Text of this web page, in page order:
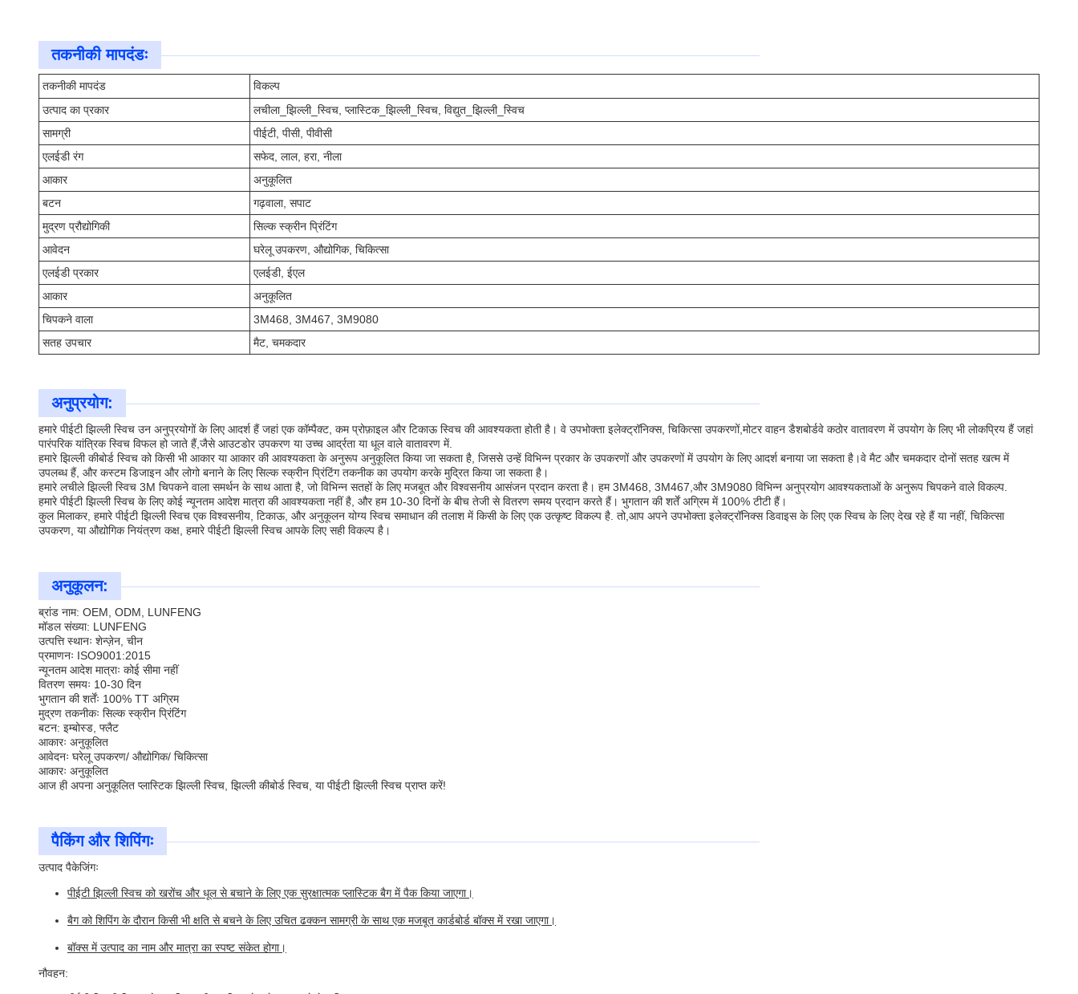
तकनीकी मापदंडः
तकनीकी मापदंड
विकल्प
उत्पाद का प्रकार
लचीला_झिल्ली_स्विच, प्लास्टिक_झिल्ली_स्विच, विद्युत_झिल्ली_स्विच
सामग्री
पीईटी, पीसी, पीवीसी
एलईडी रंग
सफेद, लाल, हरा, नीला
आकार
अनुकूलित
बटन
गढ़वाला, सपाट
मुद्रण प्रौद्योगिकी
सिल्क स्क्रीन प्रिंटिंग
आवेदन
घरेलू उपकरण, औद्योगिक, चिकित्सा
एलईडी प्रकार
एलईडी, ईएल
आकार
अनुकूलित
चिपकने वाला
3M468, 3M467, 3M9080
सतह उपचार
मैट, चमकदार
अनुप्रयोग:
हमारे पीईटी झिल्ली स्विच उन अनुप्रयोगों के लिए आदर्श हैं जहां एक कॉम्पैक्ट, कम प्रोफ़ाइल और टिकाऊ स्विच की आवश्यकता होती है। वे उपभोक्ता इलेक्ट्रॉनिक्स, चिकित्सा उपकरणों,मोटर वाहन डैशबोर्डवे कठोर वातावरण में उपयोग के लिए भी लोकप्रिय हैं जहां
पारंपरिक यांत्रिक स्विच विफल हो जाते हैं,जैसे आउटडोर उपकरण या उच्च आर्द्रता या धूल वाले वातावरण में.
हमारे झिल्ली कीबोर्ड स्विच को किसी भी आकार या आकार की आवश्यकता के अनुरूप अनुकूलित किया जा सकता है, जिससे उन्हें विभिन्न प्रकार के उपकरणों और उपकरणों में उपयोग के लिए आदर्श बनाया जा सकता है।वे मैट और चमकदार दोनों सतह खत्म में
उपलब्ध हैं, और कस्टम डिजाइन और लोगो बनाने के लिए सिल्क स्क्रीन प्रिंटिंग तकनीक का उपयोग करके मुद्रित किया जा सकता है।
हमारे लचीले झिल्ली स्विच 3M चिपकने वाला समर्थन के साथ आता है, जो विभिन्न सतहों के लिए मजबूत और विश्वसनीय आसंजन प्रदान करता है। हम 3M468, 3M467,और 3M9080 विभिन्न अनुप्रयोग आवश्यकताओं के अनुरूप चिपकने वाले विकल्प.
हमारे पीईटी झिल्ली स्विच के लिए कोई न्यूनतम आदेश मात्रा की आवश्यकता नहीं है, और हम 10-30 दिनों के बीच तेजी से वितरण समय प्रदान करते हैं। भुगतान की शर्तें अग्रिम में 100% टीटी हैं।
कुल मिलाकर, हमारे पीईटी झिल्ली स्विच एक विश्वसनीय, टिकाऊ, और अनुकूलन योग्य स्विच समाधान की तलाश में किसी के लिए एक उत्कृष्ट विकल्प है. तो,आप अपने उपभोक्ता इलेक्ट्रॉनिक्स डिवाइस के लिए एक स्विच के लिए देख रहे हैं या नहीं, चिकित्सा
उपकरण, या औद्योगिक नियंत्रण कक्ष, हमारे पीईटी झिल्ली स्विच आपके लिए सही विकल्प है।
अनुकूलन:
ब्रांड नाम: OEM, ODM, LUNFENG
मॉडल संख्या: LUNFENG
उत्पत्ति स्थानः शेन्ज़ेन, चीन
प्रमाणनः ISO9001:2015
न्यूनतम आदेश मात्राः कोई सीमा नहीं
वितरण समयः 10-30 दिन
भुगतान की शर्तेंः 100% TT अग्रिम
मुद्रण तकनीकः सिल्क स्क्रीन प्रिंटिंग
बटन: इम्बोस्ड, फ्लैट
आकारः अनुकूलित
आवेदनः घरेलू उपकरण/ औद्योगिक/ चिकित्सा
आकारः अनुकूलित
आज ही अपना अनुकूलित प्लास्टिक झिल्ली स्विच, झिल्ली कीबोर्ड स्विच, या पीईटी झिल्ली स्विच प्राप्त करें!
पैकिंग और शिपिंगः
उत्पाद पैकेजिंगः
पीईटी झिल्ली स्विच को खरोंच और धूल से बचाने के लिए एक सुरक्षात्मक प्लास्टिक बैग में पैक किया जाएगा।
बैग को शिपिंग के दौरान किसी भी क्षति से बचने के लिए उचित ढक्कन सामग्री के साथ एक मजबूत कार्डबोर्ड बॉक्स में रखा जाएगा।
बॉक्स में उत्पाद का नाम और मात्रा का स्पष्ट संकेत होगा।
नौवहन: